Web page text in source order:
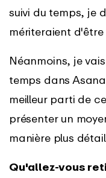
suivi du temps, je
mériteraient d'être
Néanmoins, je
temps dans
meilleur parti de
présenter un
manière plus
Qu'allez-vous